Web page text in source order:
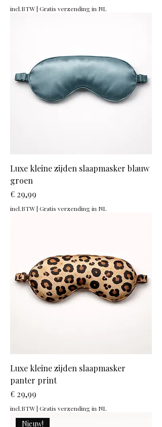
incl.BTW| Gratis verzending in NL
Luxe kleine zijden slaapmasker blauw
groen
Prijs
€ 29,99
incl.BTW| Gratis verzending in NL
Luxe kleine zijden slaapmasker
panter print
Prijs
€ 29,99
incl.BTW| Gratis verzending in NL
Nieuw!